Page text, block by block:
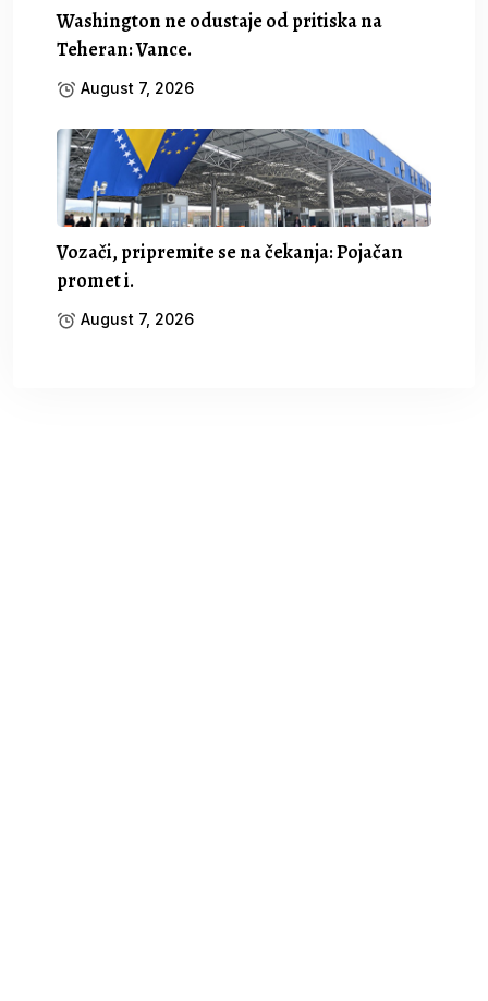
Washington ne odustaje od pritiska na
Teheran: Vance.
August 7, 2026
Vozači, pripremite se na čekanja: Pojačan
promet i.
August 7, 2026